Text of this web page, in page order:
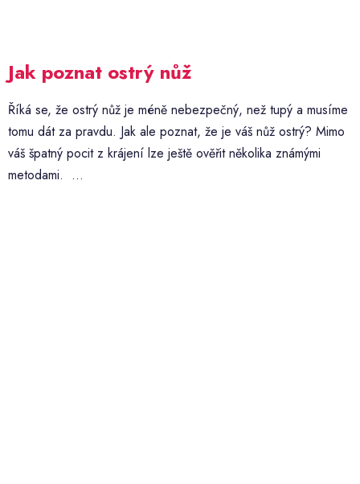
Jak poznat ostrý nůž
Říká se, že ostrý nůž je méně nebezpečný, než tupý a musíme
tomu dát za pravdu. Jak ale poznat, že je váš nůž ostrý? Mimo
váš špatný pocit z krájení lze ještě ověřit několika známými
metodami. ...